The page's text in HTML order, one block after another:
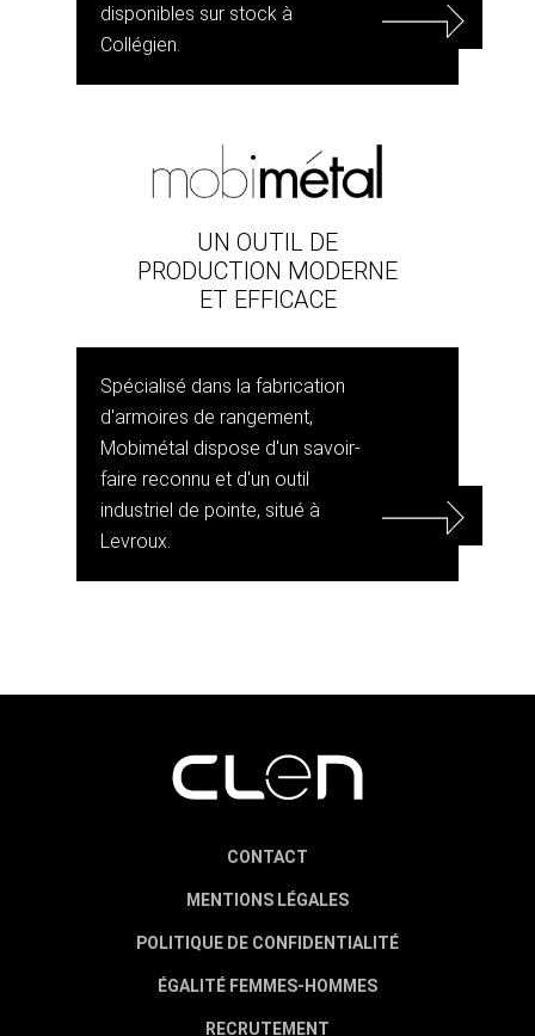
disponibles sur stock à
Collégien.
UN OUTIL DE
PRODUCTION MODERNE
ET EFFICACE
Spécialisé dans la fabrication
d'armoires de rangement,
Mobimétal dispose d'un savoir-
faire reconnu et d'un outil
industriel de pointe, situé à
Levroux.
CONTACT
MENTIONS LÉGALES
POLITIQUE DE CONFIDENTIALITÉ
ÉGALITÉ FEMMES-HOMMES
RECRUTEMENT